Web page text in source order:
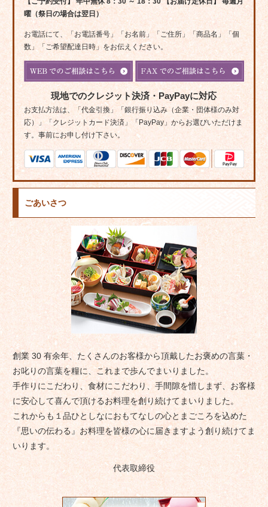
曜（祭日の場合は翌日）
お電話にて、「お電話番号」「お名前」「ご住所」「商品名」「個
数」「ご希望配達日時」をお伝えください。
現地でのクレジット決済・PayPayに対応
お支払方法は、「代金引換」「銀行振り込み（企業・団体様のみ対
応）」「クレジットカード決済」「PayPay」からお選びいただけま
す。事前にお申し付け下さい。
ごあいさつ
創業 30 有余年、たくさんのお客様から頂戴したお褒めの言葉・
お叱りの言葉を糧に、これまで歩んでまいりました。
手作りにこだわり、食材にこだわり、手間隙を惜しまず、お客様
に安心して喜んで頂けるお料理を創り続けてまいりました。
これからも１品ひとしなにおもてなしの心とまごころを込めた
『思いの伝わる』お料理を皆様の心に届きますよう創り続けてま
いります。
代表取締役